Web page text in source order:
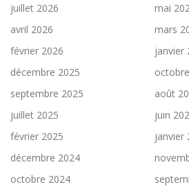
e
s
a
r
t
i
c
l
e
s
juillet 2026
mai
avril 2026
mars
février 2026
janvier
décembre 2025
septembre 2025
août
juillet 2025
juin
février 2025
janvier
décembre 2024
octobre 2024